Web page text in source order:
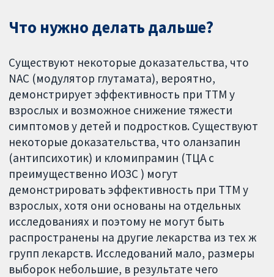
Что нужно делать дальше?
Существуют некоторые доказательства, что
NAC (модулятор глутамата), вероятно,
демонстрирует эффективность при ТТМ у
взрослых и возможное снижение тяжести
симптомов у детей и подростков. Существуют
некоторые доказательства, что оланзапин
(антипсихотик) и кломипрамин (ТЦА с
преимущественно ИОЗС ) могут
демонстрировать эффективность при ТТМ у
взрослых, хотя они основаны на отдельных
исследованиях и поэтому не могут быть
распространены на другие лекарства из тех ж
групп лекарств. Исследований мало, размеры
выборок небольшие, в результате чего